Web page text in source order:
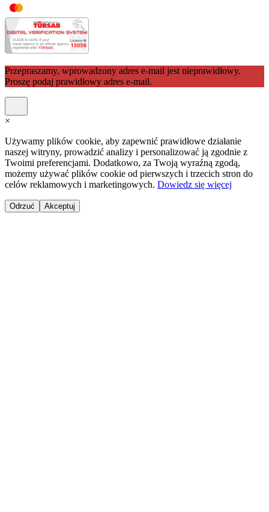
Przepraszamy, wprowadzony adres e-mail jest nieprawidłowy.
Proszę podaj prawidłowy adres e-mail.
×
Używamy plików cookie, aby zapewnić prawidłowe działanie
naszej witryny, prowadzić analizy i personalizować ją zgodnie z
Twoimi preferencjami. Dodatkowo, za Twoją wyraźną zgodą,
możemy używać plików cookie od pierwszych i trzecich stron do
celów reklamowych i marketingowych. Dowiedz się więcej
Odrzuć Akceptuj